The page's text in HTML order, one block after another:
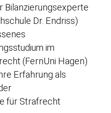
Bilanzierungsexperte
Dr. Endriss)
im
(FernUni Hagen)
Erfahrung als
für Strafrecht